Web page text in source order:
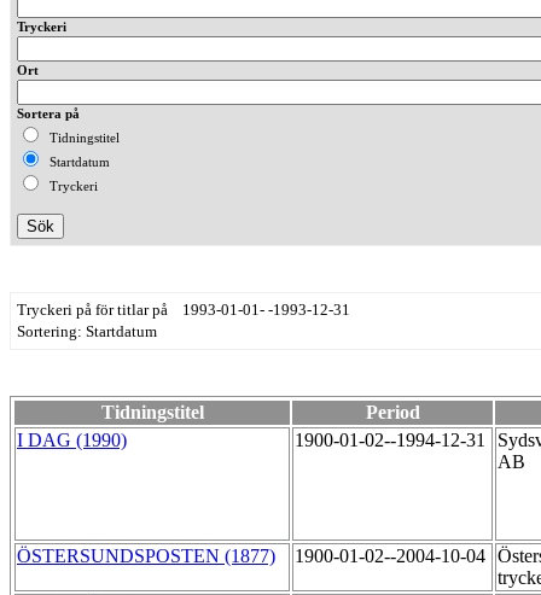
Tryckeri
Ort
Sortera på
Tidningstitel
Startdatum
Tryckeri
Tryckeri på för titlar på 1993-01-01- -1993-12-31
Sortering: Startdatum
Tidningstitel
Period
I DAG (1990)
1900-01-02--1994-12-31
AB
ÖSTERSUNDSPOSTEN (1877) 1900-01-02--2004-10-04